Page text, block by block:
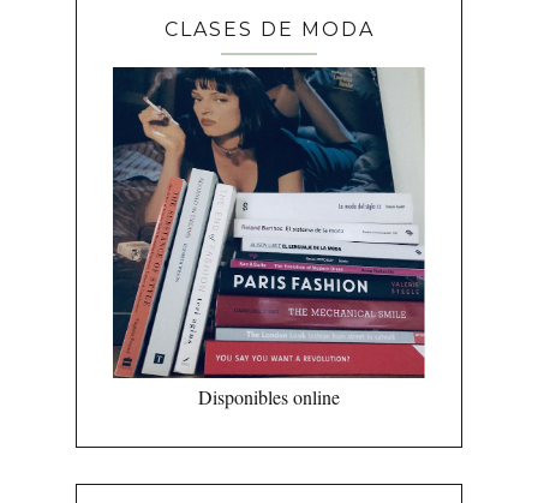
CLASES DE MODA
Disponibles online